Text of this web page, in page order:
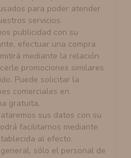
para poder atender
servicios.
publicidad con su
efectuar una compra
mediante la relación
promociones similares
Puede solicitar la
comerciales en
gratuita.
sus datos con su
facilitarnos mediante
al efecto.
sólo el personal de